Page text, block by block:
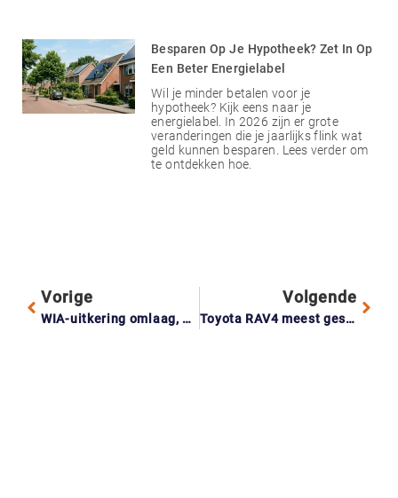
Besparen Op Je Hypotheek? Zet In Op
Een Beter Energielabel
Wil je minder betalen voor je
hypotheek? Kijk eens naar je
energielabel. In 2026 zijn er grote
veranderingen die je jaarlijks flink wat
geld kunnen besparen. Lees verder om
te ontdekken hoe.
Vorige
WIA-uitkering omlaag, maar collectieve ongevallenverzekering biedt steun
Volgende
Toyota RAV4 meest gestolen auto, vooral risico in grote steden